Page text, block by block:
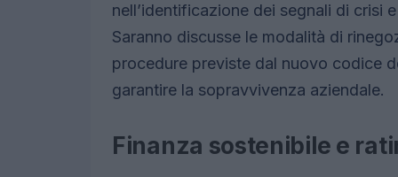
nell’identificazione dei segnali di crisi
Saranno discusse le modalità di
procedure previste dal nuovo codice
garantire la sopravvivenza aziendale.
Finanza sostenibile e